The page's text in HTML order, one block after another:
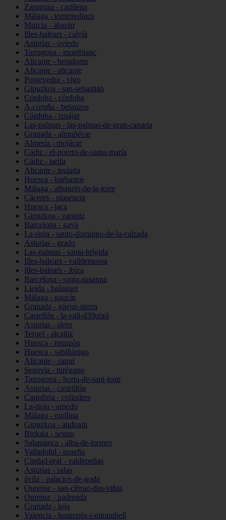
Zaragoza - cariñena
Málaga - torremolinos
Murcia - abarán
Illes-balears - calvià
Asturias - oviedo
Tarragona - montblanc
Alicante - benidorm
Alicante - alicante
Pontevedra - vigo
Gipuzkoa - san-sebastián
Córdoba - córdoba
A-coruña - betanzos
Córdoba - iznájar
Las-palmas - las-palmas-de-gran-canaria
Granada - almuñécar
Almería - mojácar
Cádiz - el-puerto-de-santa-maría
Cádiz - tarifa
Alicante - teulada
Huesca - barbastro
Málaga - alhaurín-de-la-torre
Cáceres - plasencia
Huesca - jaca
Gipuzkoa - zarautz
Barcelona - gavà
La-rioja - santo-domingo-de-la-calzada
Asturias - grado
Las-palmas - santa-brígida
Illes-balears - valldemossa
Illes-balears - ibiza
Barcelona - santa-susanna
Lleida - balaguer
Málaga - gaucín
Granada - güejar-sierra
Castellón - la-vall-d39uixó
Asturias - siero
Teruel - alcañiz
Huesca - monzón
Huesca - sabiñánigo
Alicante - catral
Segovia - turégano
Tarragona - horta-de-sant-joan
Asturias - castrillón
Cantabria - colindres
La-rioja - arnedo
Málaga - mollina
Gipuzkoa - andoain
Bizkaia - sestao
Salamanca - alba-de-tormes
Valladolid - urueña
Ciudad-real - valdepeñas
Asturias - salas
ávila - palacios-de-goda
Ourense - san-cibrao-das-viñas
Ourense - padrenda
Granada - loja
Valencia - bonrepòs-i-mirambell